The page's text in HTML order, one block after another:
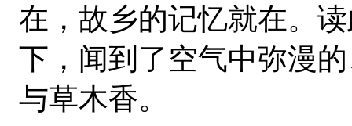
在，故乡的记忆就在。
下，闻到了空气中弥漫
与草木香。